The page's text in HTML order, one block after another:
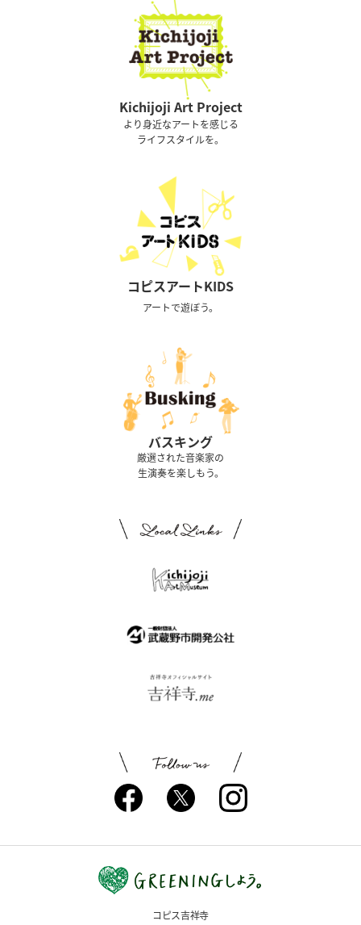
Kichijoji Art Project
より身近なアートを感じる
ライフスタイルを。
コピスアートKIDS
アートで遊ぼう。
バスキング
厳選された音楽家の
生演奏を楽しもう。
コピス吉祥寺